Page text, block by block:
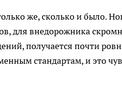
же, сколько и было.
для внедорожника
получается почти
стандартам, и это